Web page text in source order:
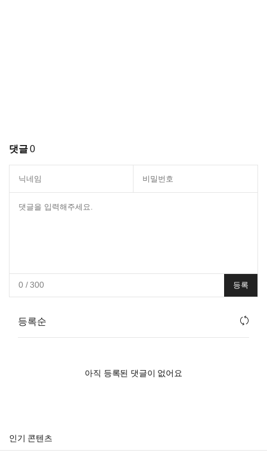
댓글0
0/ 300 등록
등록순
아직 등록된 댓글이 없어요
인기 콘텐츠